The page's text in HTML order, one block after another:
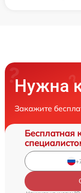
Нужна
Закажите
Бесплатная